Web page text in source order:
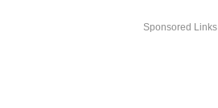
Sponsored Links